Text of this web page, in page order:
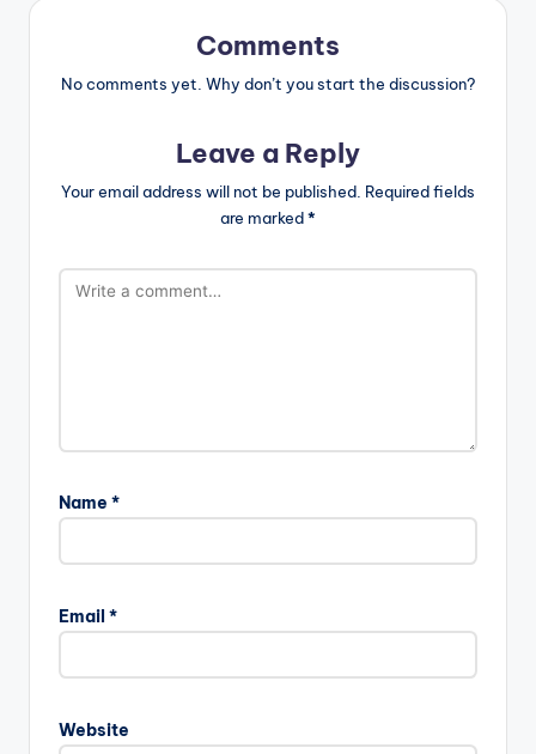
Comments
No comments yet. Why don’t you start the discussion?
Leave a Reply
Your email address will not be published. Required fields
are marked*
Name *
Email *
Website